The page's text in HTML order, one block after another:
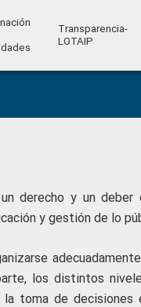
Transparencia-
LOTAIP
derecho y un deber
y gestión de lo
los distintos
la toma de decisiones